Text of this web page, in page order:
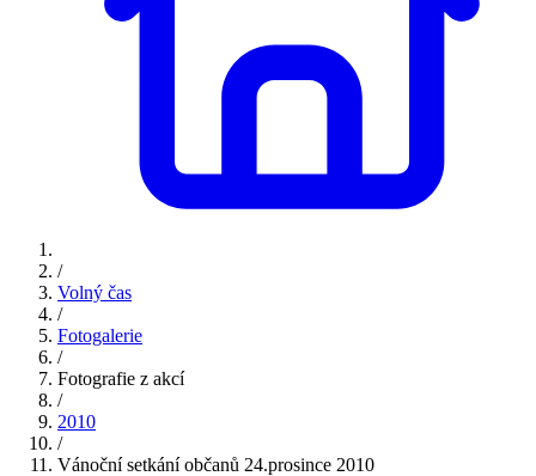
/
Volný čas
/
Fotogalerie
/
Fotografie z akcí
/
2010
/
Vánoční setkání občanů 24.prosince 2010